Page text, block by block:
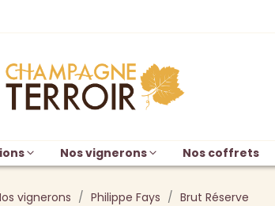
Nos vignerons Nos coffrets
vignerons Philippe Fays Brut Réserve